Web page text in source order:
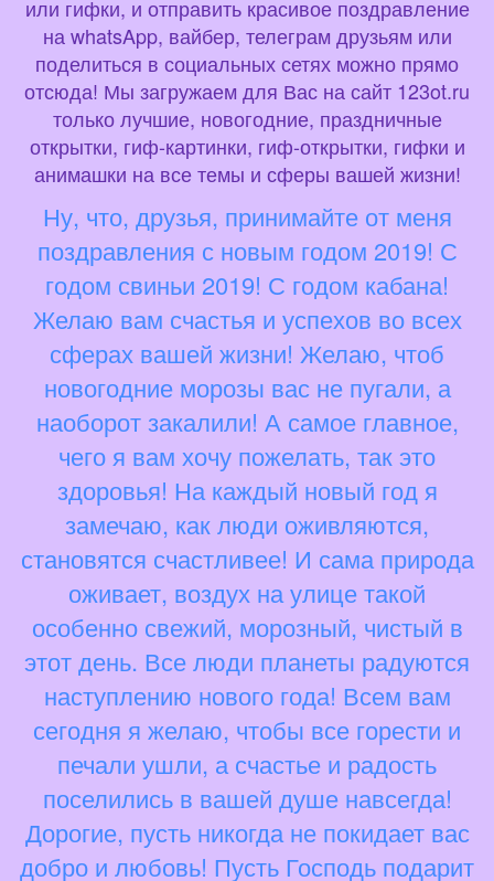
или гифки, и отправить красивое поздравление
на whatsApp, вайбер, телеграм друзьям или
поделиться в социальных сетях можно прямо
отсюда! Мы загружаем для Вас на сайт 123ot.ru
только лучшие, новогодние, праздничные
открытки, гиф-картинки, гиф-открытки, гифки и
анимашки на все темы и сферы вашей жизни!
Ну, что, друзья, принимайте от меня
поздравления с новым годом 2019! С
годом свиньи 2019! С годом кабана!
Желаю вам счастья и успехов во всех
сферах вашей жизни! Желаю, чтоб
новогодние морозы вас не пугали, а
наоборот закалили! А самое главное,
чего я вам хочу пожелать, так это
здоровья! На каждый новый год я
замечаю, как люди оживляются,
становятся счастливее! И сама природа
оживает, воздух на улице такой
особенно свежий, морозный, чистый в
этот день. Все люди планеты радуются
наступлению нового года! Всем вам
сегодня я желаю, чтобы все горести и
печали ушли, а счастье и радость
поселились в вашей душе навсегда!
Дорогие, пусть никогда не покидает вас
добро и любовь! Пусть Господь подарит